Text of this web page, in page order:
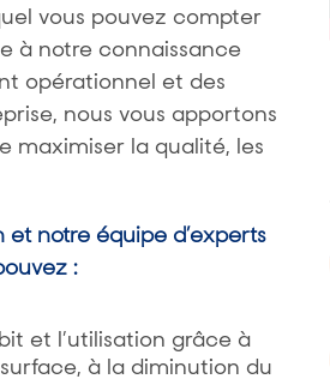
vous pouvez compter
à notre connaissance
opérationnel et des
nous vous apportons
maximiser la qualité, les
notre équipe d’experts
:
et l’utilisation grâce à
à la diminution du